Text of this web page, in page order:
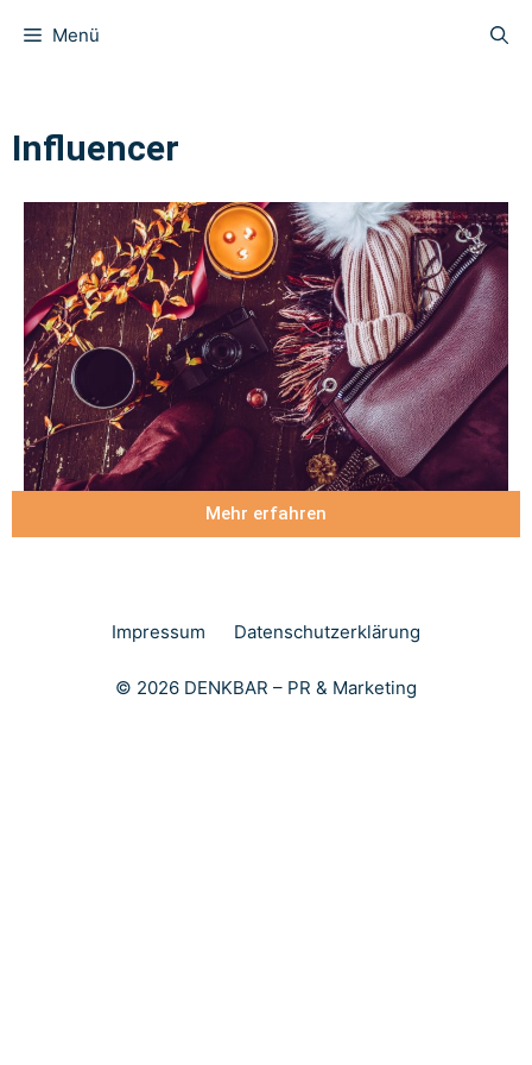
Menü
Influencer
Mehr erfahren
Impressum Datenschutzerklärung
© 2026 DENKBAR – PR & Marketing